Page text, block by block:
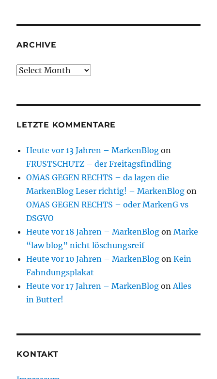
ARCHIVE
Archive
LETZTE KOMMENTARE
Heute vor 13 Jahren – MarkenBlog on
FRUSTSCHUTZ – der Freitagsfindling
OMAS GEGEN RECHTS – da lagen die
MarkenBlog Leser richtig! – MarkenBlog on
OMAS GEGEN RECHTS – oder MarkenG vs
DSGVO
Heute vor 18 Jahren – MarkenBlog onMarke
“law blog” nicht löschungsreif
Heute vor 10 Jahren – MarkenBlog onKein
Fahndungsplakat
Heute vor 17 Jahren – MarkenBlog onAlles
in Butter!
KONTAKT